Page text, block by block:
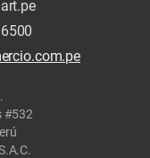
#532